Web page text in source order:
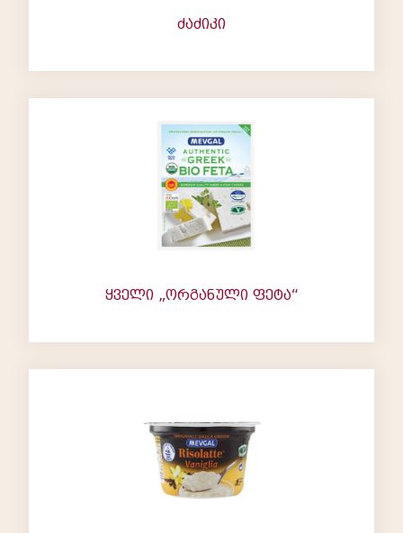
ძაძიკი
ყველი „ორგანული ფეტა“